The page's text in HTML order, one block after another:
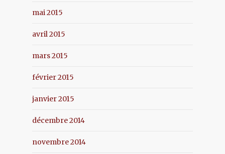
mai 2015
avril 2015
mars 2015
février 2015
janvier 2015
décembre 2014
novembre 2014